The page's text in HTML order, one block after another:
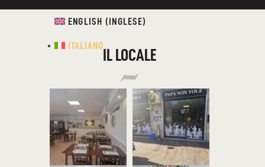
HOME
GALLERIA
CONTATTI
ENGLISH (INGLESE)
ITALIANO
IL LOCALE